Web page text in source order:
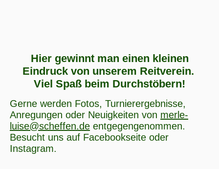
Hier gewinnt man einen kleinen
Eindruck von unserem Reitverein.
Viel Spaß beim Durchstöbern!
Gerne werden Fotos, Turnierergebnisse,
Anregungen oder Neuigkeiten von merle-
luise@scheffen.de entgegengenommen.
Besucht uns auf Facebookseite oder
Instagram.